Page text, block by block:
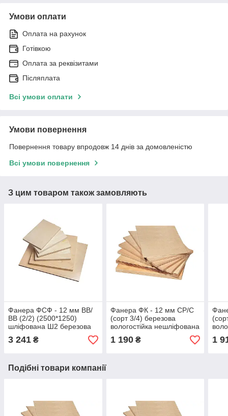
Умови оплати
Оплата на рахунок
Готівкою
Оплата за реквізитами
Післяплата
Всі умови оплати
Умови повернення
Повернення товару впродовж 14 днів за домовленістю
Всі умови повернення
З цим товаром також замовляють
Фанера ФСФ - 12 мм ВВ/
ВВ (2/2) (2500*1250)
шліфована Ш2 березова
водостійка
3 241 ₴
Фанера ФК - 12 мм СР/С
(сорт 3/4) березова
вологостійка нешліфована
(1525*1525)
1 190₴ 1
Подібні товари компанії